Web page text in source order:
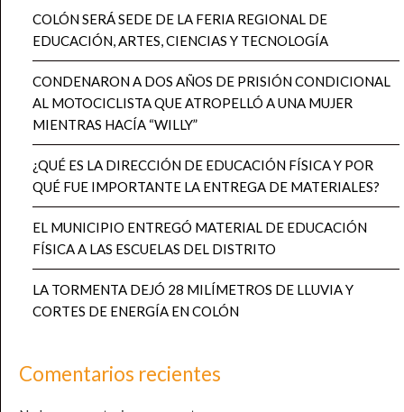
COLÓN SERÁ SEDE DE LA FERIA REGIONAL DE
EDUCACIÓN, ARTES, CIENCIAS Y TECNOLOGÍA
CONDENARON A DOS AÑOS DE PRISIÓN CONDICIONAL
AL MOTOCICLISTA QUE ATROPELLÓ A UNA MUJER
MIENTRAS HACÍA “WILLY”
¿QUÉ ES LA DIRECCIÓN DE EDUCACIÓN FÍSICA Y POR
QUÉ FUE IMPORTANTE LA ENTREGA DE MATERIALES?
EL MUNICIPIO ENTREGÓ MATERIAL DE EDUCACIÓN
FÍSICA A LAS ESCUELAS DEL DISTRITO
LA TORMENTA DEJÓ 28 MILÍMETROS DE LLUVIA Y
CORTES DE ENERGÍA EN COLÓN
Comentarios recientes